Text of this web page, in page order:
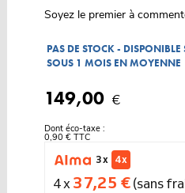
Soyez le premier à
PAS DE STOCK -
SOUS 1 MOIS EN MOYENNE
149,00 €
Dont éco-taxe :
0,90 € TTC
3 x
4 x
4 x 37,25 €(sans